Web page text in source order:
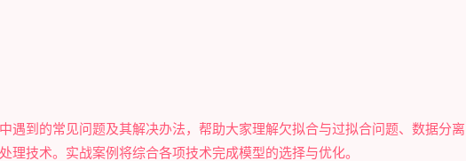
遇到的常见问题及其解决办法，帮助大家理解欠拟合与过拟合问题、数据分离
理技术。实战案例将综合各项技术完成模型的选择与优化。